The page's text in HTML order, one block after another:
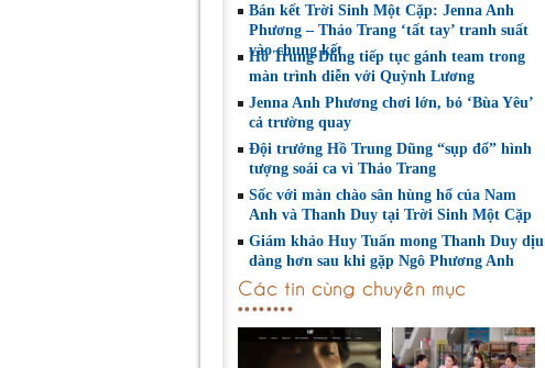
Bán kết Trời Sinh Một Cặp: Jenna Anh
Phương – Thảo Trang ‘tất tay’ tranh suất
vào chung kết
Hồ Trung Dũng tiếp tục gánh team trong
màn trình diễn với Quỳnh Lương
Jenna Anh Phương chơi lớn, bỏ ‘Bùa Yêu’
cả trường quay
Đội trưởng Hồ Trung Dũng “sụp đổ” hình
tượng soái ca vì Thảo Trang
Sốc với màn chào sân hùng hổ của Nam
Anh và Thanh Duy tại Trời Sinh Một Cặp
Giám khảo Huy Tuấn mong Thanh Duy dịu
dàng hơn sau khi gặp Ngô Phương Anh
Các tin cùng chuyên mục